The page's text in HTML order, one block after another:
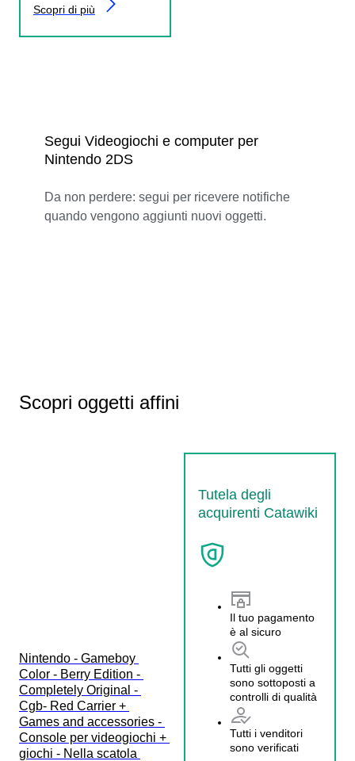
Scopri di più
Segui Videogiochi e computer per
Nintendo 2DS
Da non perdere: segui per ricevere notifiche
quando vengono aggiunti nuovi oggetti.
Scopri oggetti affini
Tutela degli
acquirenti Catawiki
Il tuo pagamento
è al sicuro
Tutti gli oggetti
sono sottoposti a
controlli di qualità
Tutti i venditori
sono verificati
Nintendo - Gameboy
Color - Berry Edition -
Completely Original -
Cgb- Red Carrier +
Games and accessories -
Console per videogiochi +
giochi - Nella scatola